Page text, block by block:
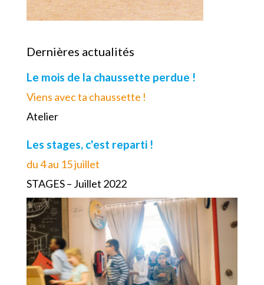
Dernières actualités
Le mois de la chaussette perdue !
Viens avec ta chaussette !
Atelier
Les stages, c'est reparti !
du 4 au 15 juillet
STAGES – Juillet 2022